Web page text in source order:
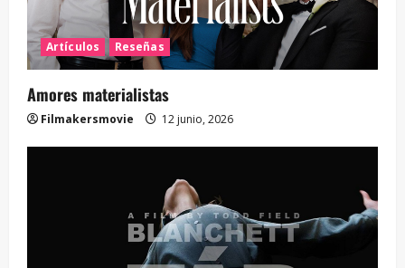
Artículos Reseñas
Amores materialistas
Filmakersmovie 12 junio, 2026